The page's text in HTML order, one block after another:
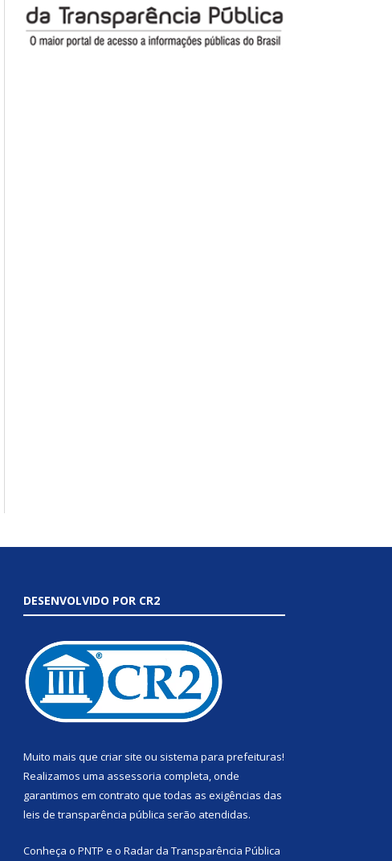
DESENVOLVIDO POR CR2
Muito mais que criar site ou sistema para prefeituras!
Realizamos uma assessoria completa, onde
garantimos em contrato que todas as exigências das
leis de transparência pública serão atendidas.
Conheça o PNTP e o Radar da Transparência Pública